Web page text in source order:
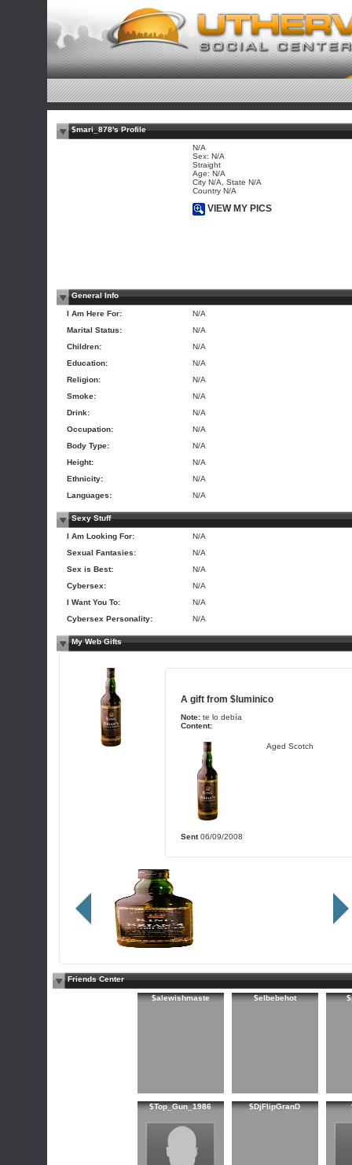
$mari_878's Profile
N/A
Sex: N/A
Straight
Age: N/A
City N/A, State N/A
Country N/A
VIEW MY PICS
General Info
I Am Here For:
N/A
Marital Status:
N/A
Children:
N/A
Education:
N/A
Religion:
N/A
Smoke:
N/A
Drink:
N/A
Occupation:
N/A
Body Type:
N/A
Height:
N/A
Ethnicity:
N/A
Languages:
N/A
Sexy Stuff
I Am Looking For:
N/A
Sexual Fantasies:
N/A
Sex is Best:
N/A
Cybersex:
N/A
I Want You To:
N/A
Cybersex Personality:
N/A
My Web Gifts
A gift from$luminico
Note: te lo debía
Content:
Aged Scotch
Sent06/09/2008
Friends Center
$alewishmaste $elbebehot
$Top_Gun_1986 $DjFlipGranD